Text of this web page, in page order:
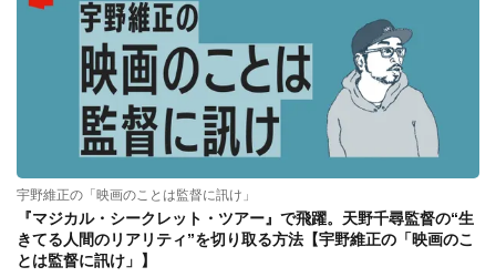
宇野維正の「映画のことは監督に訊け」
『マジカル・シークレット・ツアー』で飛躍。天野千尋監督の“生
きてる人間のリアリティ”を切り取る方法【宇野維正の「映画のこ
とは監督に訊け」】